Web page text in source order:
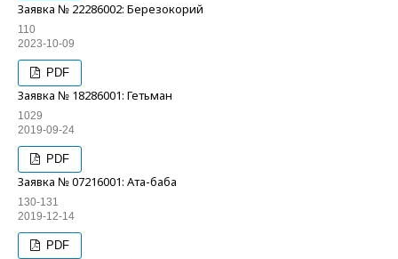
Заявка № 22286002: Березокорий
110
2023-10-09
PDF
Заявка № 18286001: Гетьман
1029
2019-09-24
PDF
Заявка № 07216001: Ата-баба
130-131
2019-12-14
PDF